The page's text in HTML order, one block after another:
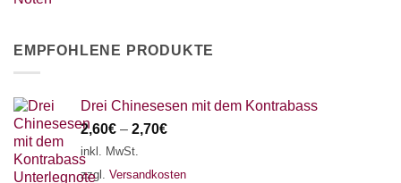
EMPFOHLENE PRODUKTE
Drei Chinesesen mit dem Kontrabass
2,60€ – 2,70€
inkl. MwSt.
zzgl. Versandkosten